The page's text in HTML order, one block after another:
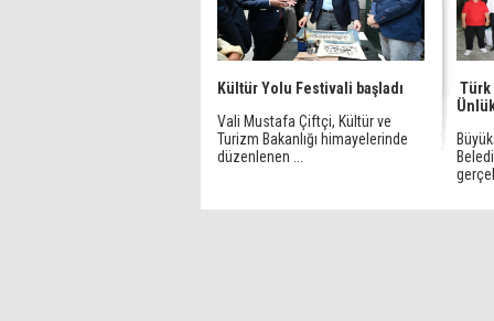
Kültür Yolu Festivali başladı
Vali Mustafa Çiftçi, Kültür ve
Turizm Bakanlığı himayelerinde
düzenlenen ...
Türk